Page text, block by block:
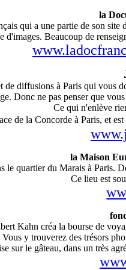
la
qui a une partie de son
d'images. Beaucoup de
diffusions à Paris qui vous
Donc ne pas penser que
Ce qui n'enlève
de la Concorde à Paris, et
la Maison
le quartier du Marais à Paris.
Ce lieu est
Kahn créa la bourse de
Vous y trouverez des trésors
sur le gâteau, dans un très